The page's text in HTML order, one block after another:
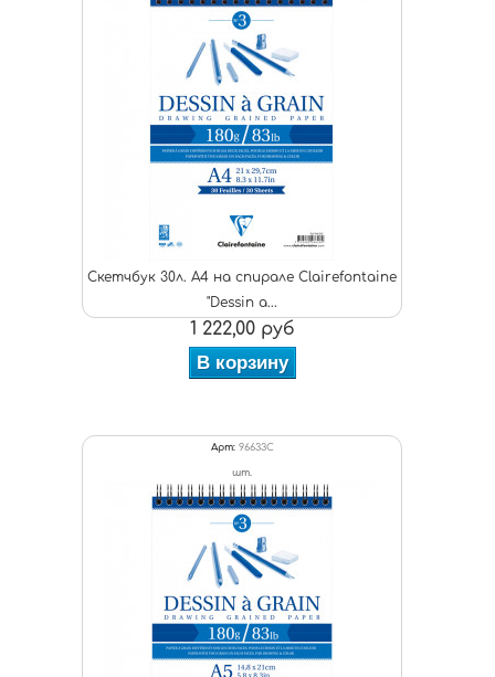
Скетчбук 30л. А4 на спирале Clairefontaine
"Dessin a...
1 222,00 руб
В корзину
Арт: 96633C
шт.